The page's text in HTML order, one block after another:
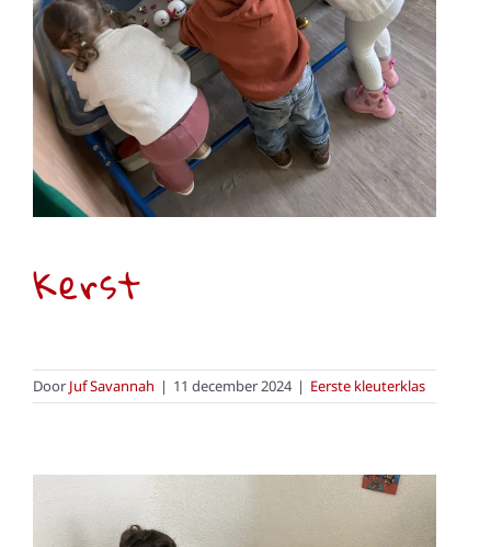
Kerst
Door Juf Savannah | 11 december 2024 | Eerste kleuterklas